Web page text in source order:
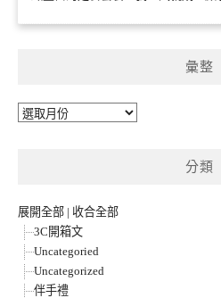
彙整
彙
分類
展開全部 | 收合全部
3C開箱文
Uncategoried
Uncategorized
伴手禮